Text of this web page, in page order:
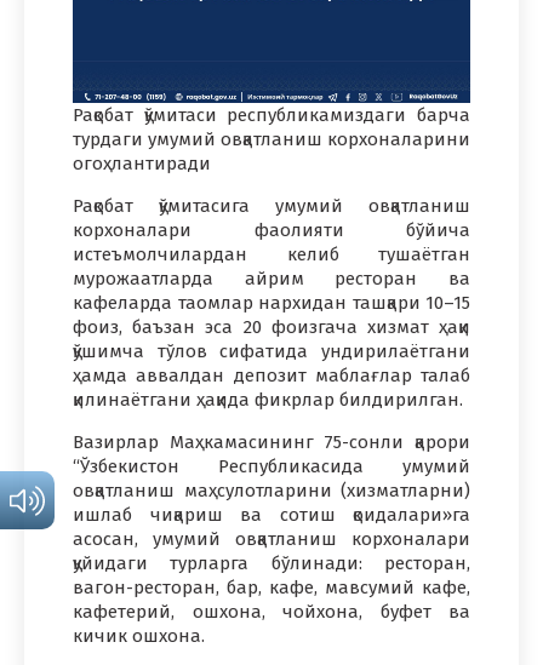
Рақобат қўмитаси республикамиздаги барча
турдаги умумий овқатланиш корхоналарини
огоҳлантиради
Рақобат қўмитасига умумий овқатланиш
корхоналари фаолияти бўйича
истеъмолчилардан келиб тушаётган
мурожаатларда айрим ресторан ва
кафеларда таомлар нархидан ташқари 10–15
фоиз, баъзан эса 20 фоизгача хизмат ҳақи
қўшимча тўлов сифатида ундирилаётгани
ҳамда аввалдан депозит маблағлар талаб
қилинаётгани ҳақида фикрлар билдирилган.
Вазирлар Маҳкамасининг 75-сонли қарори
“Ўзбекистон Республикасида умумий
овқатланиш маҳсулотларини (хизматларни)
ишлаб чиқариш ва сотиш қоидалари»га
асосан, умумий овқатланиш корхоналари
қуйидаги турларга бўлинади: ресторан,
вагон-ресторан, бар, кафе, мавсумий кафе,
кафетерий, ошхона, чойхона, буфет ва
кичик ошхона.